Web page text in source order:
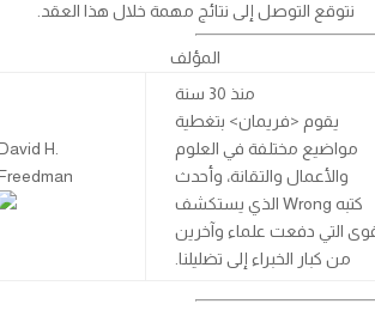
نتوقع التوصل إلى نتائج مهمة خلال هذا العقد.
المؤلف
منذ 30 سنة
يقوم <فريمان> بتغطية
مواضيع مختلفة في العلوم
والأعمال والتقانة، وأحدث
كتبه Wrong الذي يستكشف
التي دفعت علماء وآخرين
من كبار الخبراء إلى تضليلنا.
H.